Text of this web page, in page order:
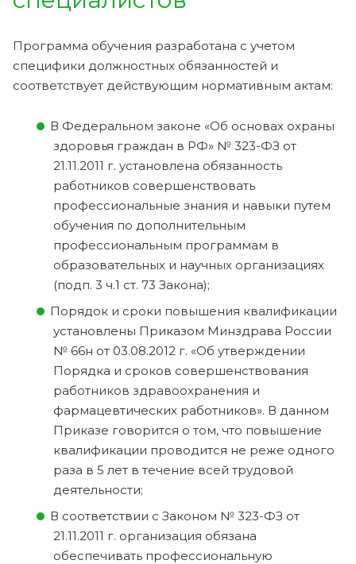
Программа обучения разработана с учетом
специфики должностных обязанностей и
соответствует действующим нормативным актам:
В Федеральном законе «Об основах охраны
здоровья граждан в РФ» № 323-ФЗ от
21.11.2011 г. установлена обязанность
работников совершенствовать
профессиональные знания и навыки путем
обучения по дополнительным
профессиональным программам в
образовательных и научных организациях
(подп. 3 ч.1 ст. 73 Закона);
Порядок и сроки повышения квалификации
установлены Приказом Минздрава России
№ 66н от 03.08.2012 г. «Об утверждении
Порядка и сроков совершенствования
работников здравоохранения и
фармацевтических работников». В данном
Приказе говорится о том, что повышение
квалификации проводится не реже одного
раза в 5 лет в течение всей трудовой
деятельности;
В соответствии с Законом № 323-ФЗ от
21.11.2011 г. организация обязана
обеспечивать профессиональную